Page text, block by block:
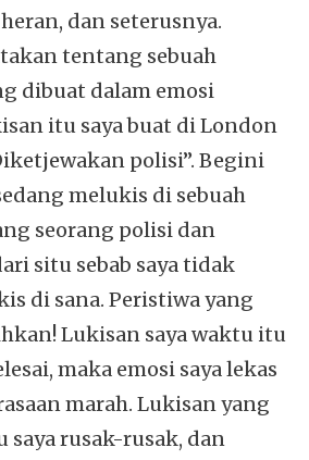
dan seterusnya.
tentang sebuah
dibuat dalam emosi
itu saya buat di London
polisi”. Begini
melukis di sebuah
seorang polisi dan
situ sebab saya tidak
di sana. Peristiwa yang
Lukisan saya waktu itu
maka emosi saya lekas
marah. Lukisan yang
saya rusak-rusak, dan